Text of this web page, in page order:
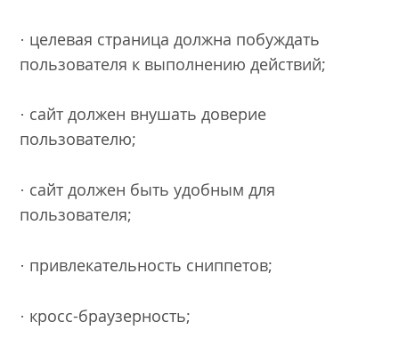
· целевая страница должна побуждать
пользователя к выполнению действий;
· сайт должен внушать доверие
пользователю;
· сайт должен быть удобным для
пользователя;
· привлекательность сниппетов;
· кросс-браузерность;